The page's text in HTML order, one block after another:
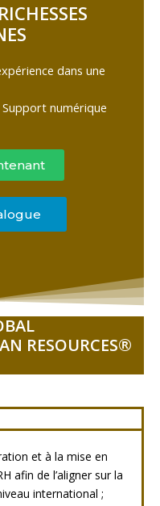
dans une
numérique
RESOURCES®
et à la mise en
afin de l’aligner sur la
international ;